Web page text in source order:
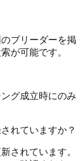
ブリーダーを掲
が可能です。
グ成立時にのみ
れていますか？
されています。